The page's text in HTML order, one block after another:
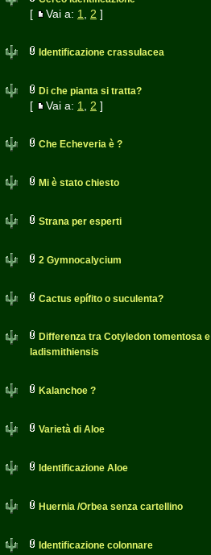
[ Vai a: 1 2 ]
Identificazione crassulacea
Di che pianta si tratta?
[ Vai a: 1 2 ]
Che Echeveria è ?
Mi è stato chiesto
Strana per esperti
2 Gymnocalycium
Cactus epífito o suculenta?
Differenza tra Cotyledon tomentosa e
ladismithiensis
Kalanchoe ?
Varietà di Aloe
Identificazione Aloe
Huernia /Orbea senza cartellino
Identificazione colonnare